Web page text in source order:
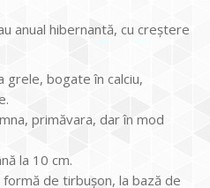
anual hibernantă, cu creştere
grele, bogate în calciu,
primăvara, dar în mod
la 10 cm.
de tirbuşon, la bază de